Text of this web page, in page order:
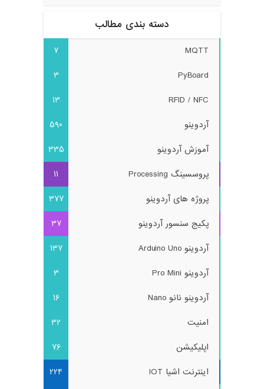
دسته بندی مطالب
MQTT
7
PyBoard
3
RFID / NFC
13
آردوینو
590
آموزش آردوینو
335
پروسسینگ Processing
11
پروژه های آردوینو
377
پکیج سنسور آردوینو
37
آردوینو Arduino Uno
137
آردوینو Pro Mini
3
آردوینو نانو Nano
16
امنیت
32
اپلیکیشن
76
اینترنت اشیا IOT
224